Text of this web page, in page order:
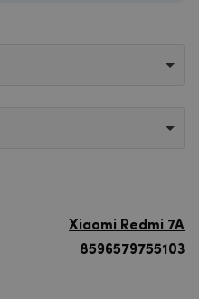
Xiaomi Redmi 7A
8596579755103